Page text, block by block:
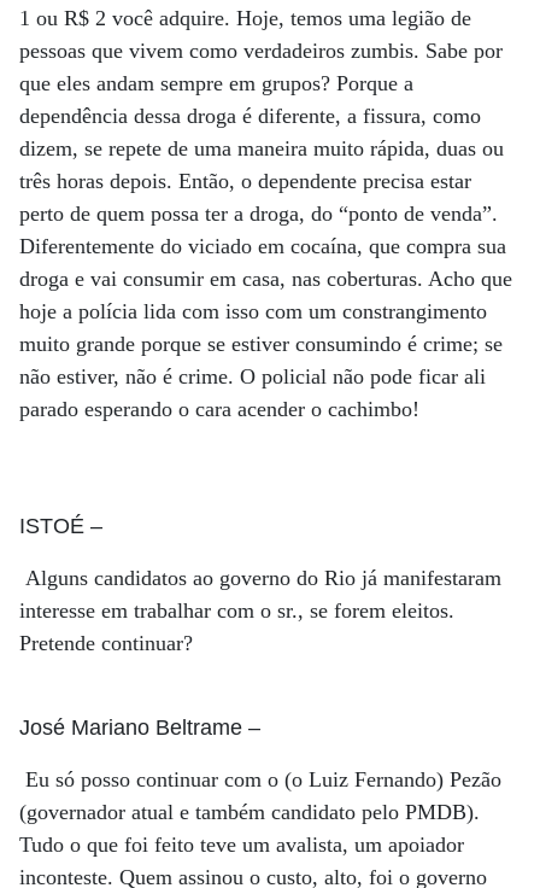
1 ou R$ 2 você adquire. Hoje, temos uma legião de
pessoas que vivem como verdadeiros zumbis. Sabe por
que eles andam sempre em grupos? Porque a
dependência dessa droga é diferente, a fissura, como
dizem, se repete de uma maneira muito rápida, duas ou
três horas depois. Então, o dependente precisa estar
perto de quem possa ter a droga, do “ponto de venda”.
Diferentemente do viciado em cocaína, que compra sua
droga e vai consumir em casa, nas coberturas. Acho que
hoje a polícia lida com isso com um constrangimento
muito grande porque se estiver consumindo é crime; se
não estiver, não é crime. O policial não pode ficar ali
parado esperando o cara acender o cachimbo!
ISTOÉ –
Alguns candidatos ao governo do Rio já manifestaram
interesse em trabalhar com o sr., se forem eleitos.
Pretende continuar?
José Mariano Beltrame –
Eu só posso continuar com o (o Luiz Fernando) Pezão
(governador atual e também candidato pelo PMDB).
Tudo o que foi feito teve um avalista, um apoiador
inconteste. Quem assinou o custo, alto, foi o governo